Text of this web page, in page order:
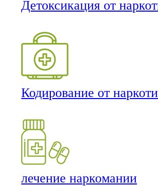
Детоксикация от
Кодирование от
лечение наркомании